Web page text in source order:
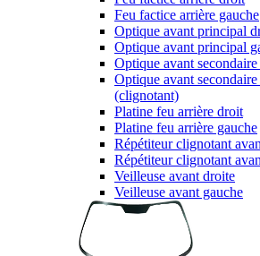
Feu factice arrière gauche
Optique avant principal
Optique avant principal
Optique avant
Optique avant
(clignotant)
Platine feu arrière droit
Platine feu arrière gauche
Répétiteur clignotant
Répétiteur clignotant
Veilleuse avant droite
Veilleuse avant gauche